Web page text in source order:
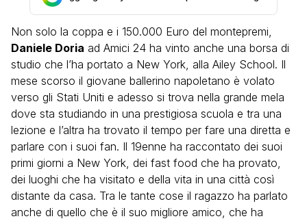
Non solo la coppa e i 150.000 Euro del montepremi,
Daniele Doria ad Amici 24 ha vinto anche una borsa di
studio che l’ha portato a New York, alla Ailey School. Il
mese scorso il giovane ballerino napoletano è volato
verso gli Stati Uniti e adesso si trova nella grande mela
dove sta studiando in una prestigiosa scuola e tra una
lezione e l’altra ha trovato il tempo per fare una diretta e
parlare con i suoi fan. Il 19enne ha raccontato dei suoi
primi giorni a New York, dei fast food che ha provato,
dei luoghi che ha visitato e della vita in una città così
distante da casa. Tra le tante cose il ragazzo ha parlato
anche di quello che è il suo migliore amico, che ha